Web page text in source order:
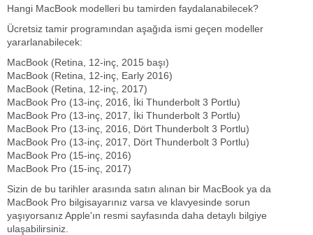
Hangi MacBook modelleri bu tamirden faydalanabilecek?
Ücretsiz tamir programından aşağıda ismi geçen modeller
yararlanabilecek:
MacBook (Retina, 12-­inç, 2015 başı)
MacBook (Retina, 12­-inç, Early 2016)
MacBook (Retina, 12-­inç, 2017)
MacBook Pro (13­-inç, 2016, İki Thunderbolt 3 Portlu)
MacBook Pro (13-­inç, 2017, İki Thunderbolt 3 Portlu)
MacBook Pro (13-­inç, 2016, Dört Thunderbolt 3 Portlu)
MacBook Pro (13-­inç, 2017, Dört Thunderbolt 3 Portlu)
MacBook Pro (15-­inç, 2016)
MacBook Pro (15-­inç, 2017)
Sizin de bu tarihler arasında satın alınan bir MacBook ya da
MacBook Pro bilgisayarınız varsa ve klavyesinde sorun
yaşıyorsanız Apple'ın resmi sayfasında daha detaylı bilgiye
ulaşabilirsiniz.